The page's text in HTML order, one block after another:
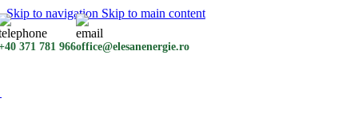
Skip to navigation Skip to main content
371 781 966office@elesanenergie.ro